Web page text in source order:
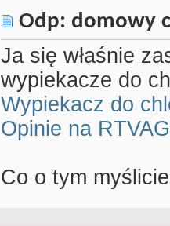
Odp: domowy
Ja się właśnie
wypiekacze do
Wypiekacz do
Opinie na
Co o tym